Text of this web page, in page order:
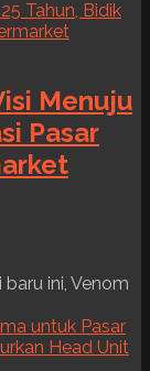
Menuju
Pasar
ini, Venom